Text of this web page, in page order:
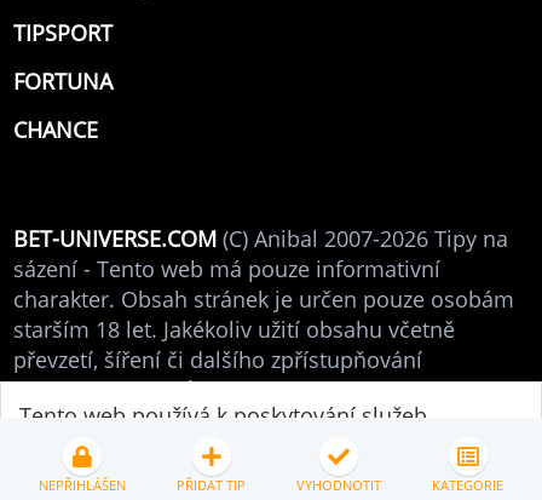
TIPSPORT
FORTUNA
CHANCE
BET-UNIVERSE.COM (C) Anibal 2007-2026 Tipy na
sázení - Tento web má pouze informativní
charakter. Obsah stránek je určen pouze osobám
starším 18 let. Jakékoliv užití obsahu včetně
převzetí, šíření či dalšího zpřístupňování
autorských článků je bez souhlasu autora
zakázáno. Online podpora. V případě dotazů mne
(Anibal - administrátor) neváhejte kontaktovat.
Tento web používá k poskytování služeb,
personalizaci reklam a analýze návštěvnosti
soubory cookies. Podrobné nastavení Přijmout vše
NEPŘIHLÁŠEN PŘIDAT TIP VYHODNOTIT KATEGORIE